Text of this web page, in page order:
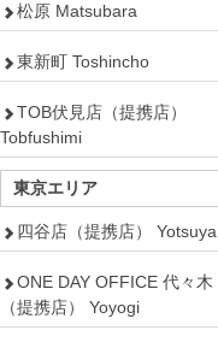
松原 Matsubara
東新町 Toshincho
TOB伏見店（提携店）
Tobfushimi
東京エリア
四谷店（提携店） Yotsuya
ONE DAY OFFICE 代々木
（提携店） Yoyogi